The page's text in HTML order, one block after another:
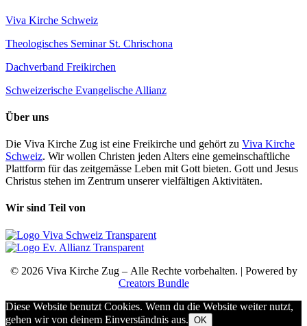
Viva Kirche Schweiz
Theologisches Seminar St. Chrischona
Dachverband Freikirchen
Schweizerische Evangelische Allianz
Über uns
Die Viva Kirche Zug ist eine Freikirche und gehört zu Viva Kirche
Schweiz. Wir wollen Christen jeden Alters eine gemeinschaftliche
Plattform für das zeitgemässe Leben mit Gott bieten. Gott und Jesus
Christus stehen im Zentrum unserer vielfältigen Aktivitäten.
Wir sind Teil von
© 2026 Viva Kirche Zug – Alle Rechte vorbehalten. | Powered by
Creators Bundle
Diese Website benutzt Cookies. Wenn du die Website weiter nutzt,
gehen wir von deinem Einverständnis aus. OK